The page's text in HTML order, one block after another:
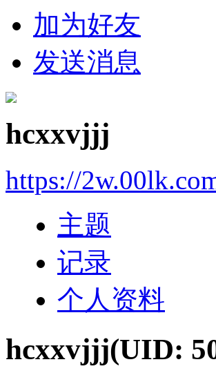
加为好友
发送消息
hcxxvjjj
https://
主题
记录
个人资料
hcxxvjjj(UID: